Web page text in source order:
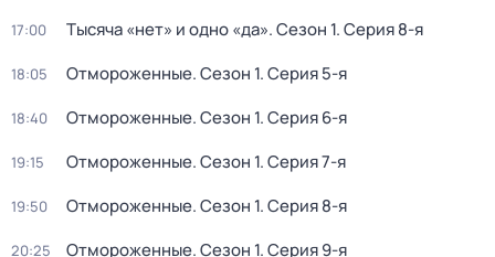
17:00 Тысяча «нет» и одно «да». Сезон 1. Серия 8-я
18:05 Отмороженные. Сезон 1. Серия 5-я
18:40 Отмороженные. Сезон 1. Серия 6-я
19:15 Отмороженные. Сезон 1. Серия 7-я
19:50 Отмороженные. Сезон 1. Серия 8-я
20:25 Отмороженные. Сезон 1. Серия 9-я